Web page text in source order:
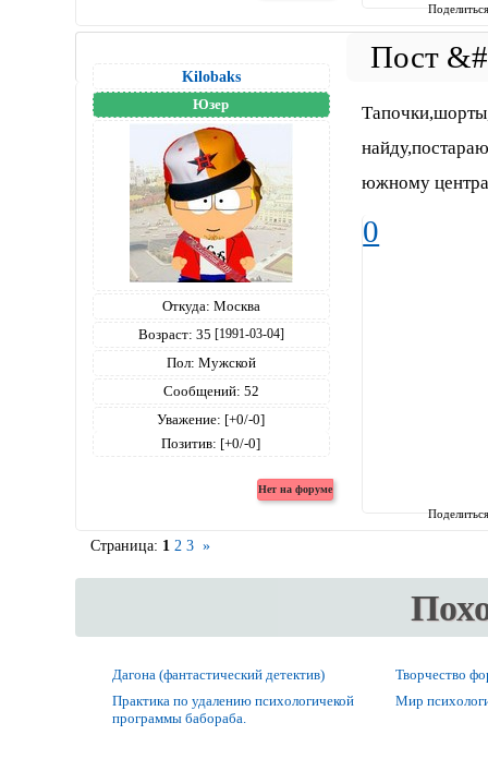
Kilobaks
Юзер
Откуда: Москва
Возраст: 35 [1991-03-04]
Пол: Мужской
Сообщений: 52
Уважение: [+0/-0]
Позитив: [+0/-0]
южному
0
Страница: 1 2 3 »
Дагона (фантастический детектив)
Творчество
Практика по удалению психологичекой
программы бабораба.
Мир